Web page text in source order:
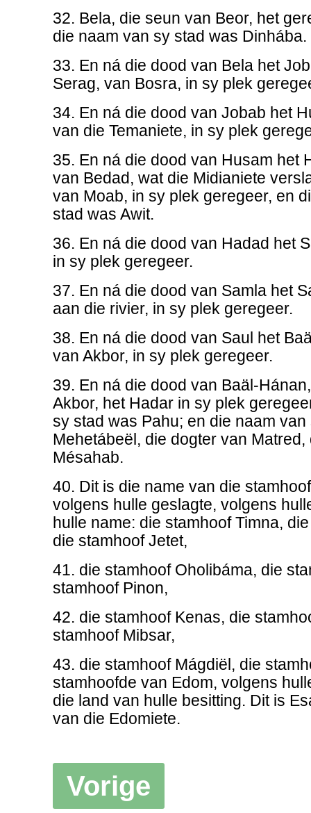
32. Bela, die seun van Beor, het
die naam van sy stad was Dinhába.
33. En ná die dood van Bela het
Serag, van Bosra, in sy plek
34. En ná die dood van Jobab het
van die Temaniete, in sy plek
35. En ná die dood van Husam het
van Bedad, wat die Midianiete
van Moab, in sy plek geregeer, en
stad was Awit.
36. En ná die dood van Hadad het
in sy plek geregeer.
37. En ná die dood van Samla het
aan die rivier, in sy plek geregeer.
38. En ná die dood van Saul het
van Akbor, in sy plek geregeer.
39. En ná die dood van Baäl-
Akbor, het Hadar in sy plek
sy stad was Pahu; en die naam
Mehetábeël, die dogter van
Mésahab.
40. Dit is die name van die
volgens hulle geslagte, volgens
hulle name: die stamhoof Timna,
die stamhoof Jetet,
41. die stamhoof Oholibáma, die
stamhoof Pinon,
42. die stamhoof Kenas, die
stamhoof Mibsar,
43. die stamhoof Mágdiël, die
stamhoofde van Edom, volgens
die land van hulle besitting. Dit is
van die Edomiete.
Vorige